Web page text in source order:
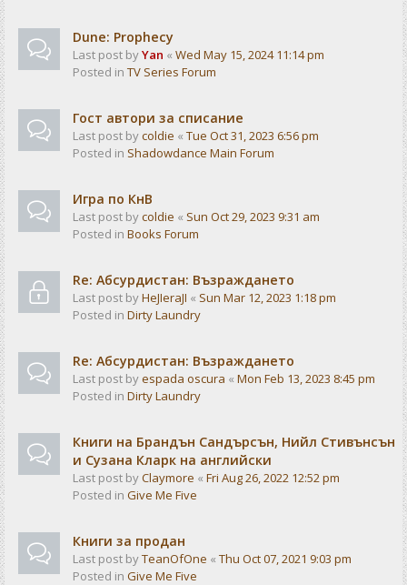
Dune: Prophecy
Last post byYan « Wed May 15, 2024 11:14 pm
Posted in TV Series Forum
Гост автори за списание
Last post bycoldie « Tue Oct 31, 2023 6:56 pm
Posted in Shadowdance Main Forum
Игра по КнВ
Last post bycoldie « Sun Oct 29, 2023 9:31 am
Posted in Books Forum
Re: Абсурдистан: Възраждането
Last post byHeJIeraJI « Sun Mar 12, 2023 1:18 pm
Posted in Dirty Laundry
Re: Абсурдистан: Възраждането
Last post byespada oscura « Mon Feb 13, 2023 8:45 pm
Posted in Dirty Laundry
Книги на Брандън Сандърсън, Нийл Стивънсън
и Сузана Кларк на английски
Last post byClaymore « Fri Aug 26, 2022 12:52 pm
Posted in Give Me Five
Книги за продан
Last post byTeanOfOne « Thu Oct 07, 2021 9:03 pm
Posted in Give Me Five